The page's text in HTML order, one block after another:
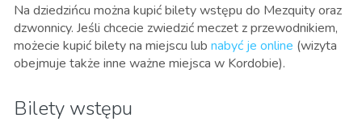
Na dziedzińcu można kupić bilety wstępu do Mezquity oraz
dzwonnicy. Jeśli chcecie zwiedzić meczet z przewodnikiem,
możecie kupić bilety na miejscu lub nabyć je online (wizyta
obejmuje także inne ważne miejsca w Kordobie).
Bilety wstępu